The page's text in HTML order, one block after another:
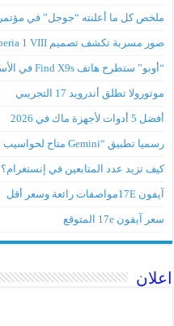
ملخص كل ما أعلنته “جوجل” في مؤتمر Android Show I/O Edition 2026
صور مسربة تكشف تصميم Xperia 1 VIII الجديد
“أوبو” ستطرح هاتف Find X9s في الأسواق العالمية
موتورولا تطلق أندرويد 17 التجريبي
أفضل 5 أدوات لأجهزة ماك في 2026
رسميا تطبيق “Gemini متاح لحواسيب “ماك”
كيف تزيد عدد المتابعين في إنستغرام؟
آيفون 17Eمواصفات رائعة وسعر أقل
سعر آيفون 17e المتوقع
اعلان